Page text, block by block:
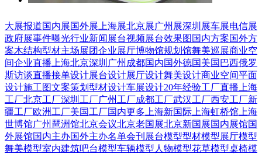
大展报道国内展国外展 上海展北京展广州展深圳展车展电信展
政府展事件曝光行业新闻 展台视频展台效果图 国内方案国外方
案木结构型材主场展团企业展厅博物馆规划馆舞美巡展商业空
间企业直播 上海北京深圳 广州 成都国内国外德国美国 巴西俄罗
斯访谈直播接单设计展台设计展厅设计舞美设计商业空间平面
设计施工图文案策划 型材设计车展设计20年经验工厂直播 上海
工厂北京工厂深圳工厂广州工厂成都工厂武汉工厂西安工厂新
疆工厂欧洲工厂美国工厂国内更多 上海新国际 上海虹桥馆 上海
世博馆广州琶洲馆北京会议北京老国展北京新国展国内展馆国
外展馆国内主办国外主办名单会刊 展台模型型材模型展厅模型
舞美模型室内建筑吧台模型车辆模型 人物模型花草模型桌椅模